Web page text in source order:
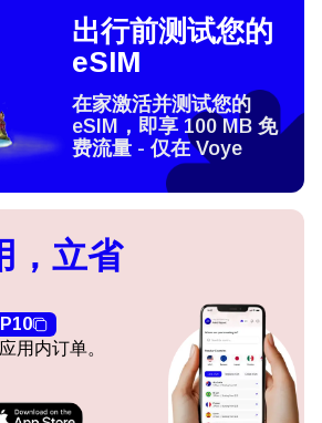
出行前测试您的
eSIM
在家激活并测试您的
eSIM，即享 100 MB 免
费流量 - 仅在 Voye
，立省
用内订单。